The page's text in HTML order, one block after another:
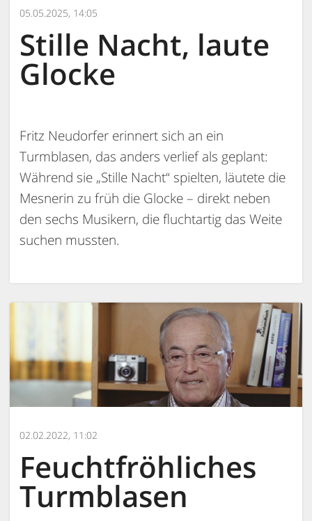
05.05.2025, 14:05
Stille Nacht, laute
Glocke
Fritz Neudorfer erinnert sich an ein
Turmblasen, das anders verlief als geplant:
Während sie „Stille Nacht“ spielten, läutete die
Mesnerin zu früh die Glocke – direkt neben
den sechs Musikern, die fluchtartig das Weite
suchen mussten.
02.02.2022, 11:02
Feuchtfröhliches
Turmblasen